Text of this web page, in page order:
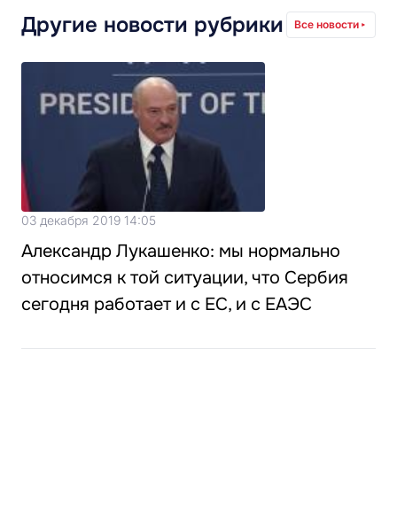
Другие новости рубрики Все новости
03 декабря 2019 14:05
Александр Лукашенко: мы нормально
относимся к той ситуации, что Сербия
сегодня работает и с ЕС, и с ЕАЭС